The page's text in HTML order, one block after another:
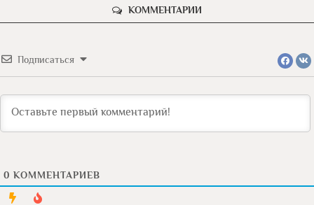
КОММЕНТАРИИ
Подписаться
0 КОММЕНТАРИЕВ